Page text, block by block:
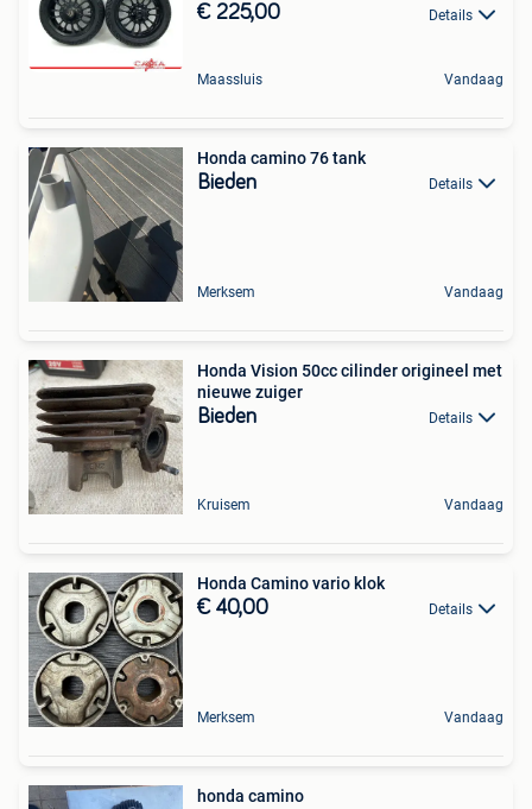
€ 225,00 Details
Maassluis Vandaag
Honda camino 76 tank
Bieden Details
Merksem Vandaag
Honda Vision 50cc cilinder origineel met
nieuwe zuiger
Bieden Details
Kruisem Vandaag
Honda Camino vario klok
€ 40,00 Details
Merksem Vandaag
honda camino